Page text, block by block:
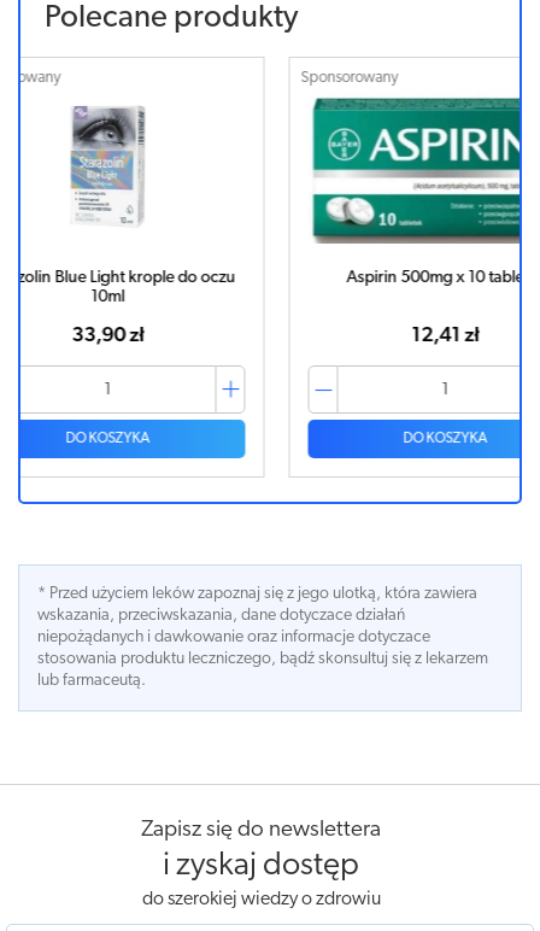
Polecane produkty
oczu Aspirin 500mg x 10 tabletek Ibuvit D3
* Przed użyciem leków zapoznaj się z jego ulotką, która zawiera
wskazania, przeciwskazania, dane dotyczace działań
niepożądanych i dawkowanie oraz informacje dotyczace
stosowania produktu leczniczego, bądź skonsultuj się z lekarzem
lub farmaceutą.
Zapisz się do newslettera
i zyskaj dostęp
do szerokiej wiedzy o zdrowiu